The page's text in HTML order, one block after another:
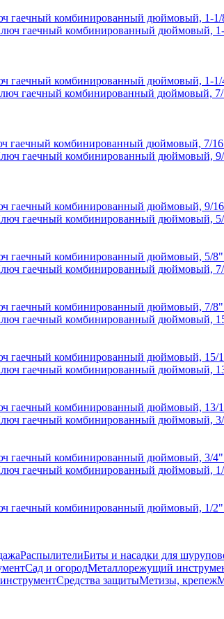
гаечный комбинированный дюймовый, 1-1/
гаечный комбинированный дюймовый, 1-1/
гаечный комбинированный дюймовый, 7/
гаечный комбинированный дюймовый, 9/
гаечный комбинированный дюймовый, 5/8"
гаечный комбинированный дюймовый, 7/8"
гаечный комбинированный дюймовый, 15/
гаечный комбинированный дюймовый, 13/
гаечный комбинированный дюймовый, 3/4"
гаечный комбинированный дюймовый, 1/2"
РаспылителиБиты и насадки для
Сад и огородМеталлорежущий
Средства защитыМетизы, крепеж